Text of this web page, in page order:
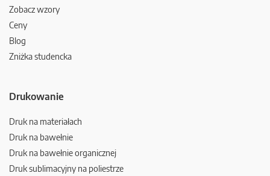
Zobacz wzory
Ceny
Blog
Zniżka studencka
Drukowanie
Druk na materiałach
Druk na bawełnie
Druk na bawełnie organicznej
Druk sublimacyjny na poliestrze